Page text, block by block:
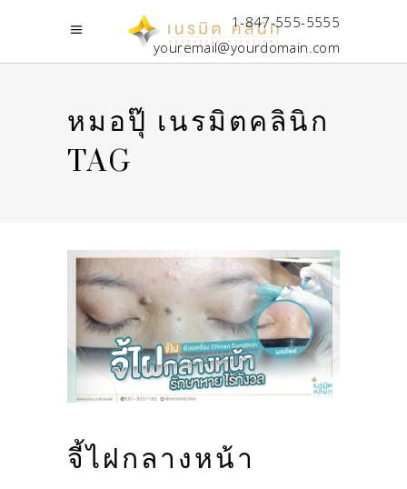
1-847-555-5555
youremail@yourdomain.com
หมอปุ๊ เนรมิตคลินิก
TAG
จี้ไฝกลางหน้า